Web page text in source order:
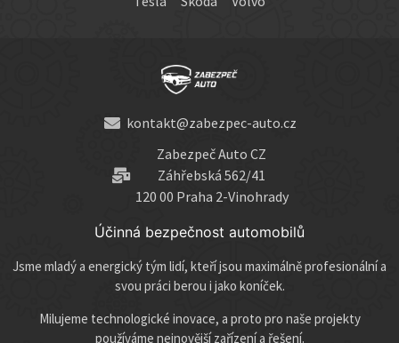
kontakt@zabezpec-auto.cz
Zabezpeč Auto CZ
Záhřebská 562/41
120 00 Praha 2-Vinohrady
Účinná bezpečnost automobilů
Jsme mladý a energický tým lidí, kteří jsou maximálně profesionální a
svou práci berou i jako koníček.
Milujeme technologické inovace, a proto pro naše projekty
používáme nejnovější zařízení a řešení.